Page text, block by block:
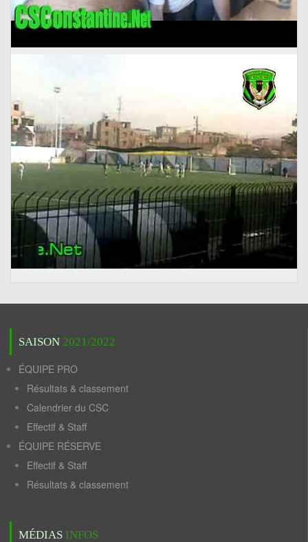
SAISON 2021/2022
ÉQUIPE PRO
Résultats & classement
Calendrier du CSC
Effectif & Staff
ÉQUIPE RÉSERVE
Effectif & Staff
Résultats & classement
MÉDIAS INFOS